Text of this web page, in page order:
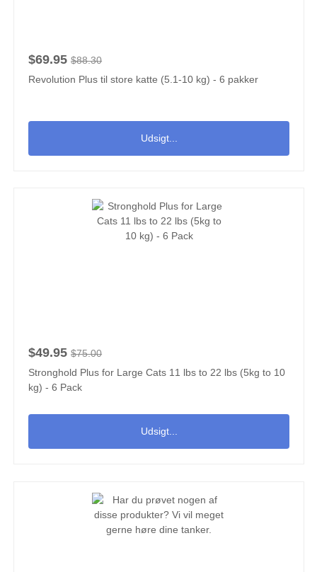
$69.95 $88.30
Revolution Plus til store katte (5.1-10 kg) - 6 pakker
Udsigt...
$49.95 $75.00
Stronghold Plus for Large Cats 11 lbs to 22 lbs (5kg to 10
kg) - 6 Pack
Udsigt...